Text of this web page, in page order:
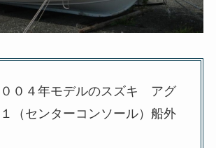
０４年モデルのスズキ アグ
（センターコンソール）船外